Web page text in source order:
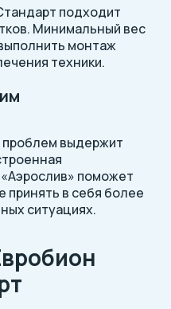
подходит
Минимальный вес
монтаж
техники.
выдержит
поможет
принять в себя более
ситуациях.